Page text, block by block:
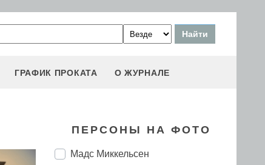
ГРАФИК ПРОКАТА О ЖУРНАЛЕ
ПЕРСОНЫ НА ФОТО
Мадс Миккельсен